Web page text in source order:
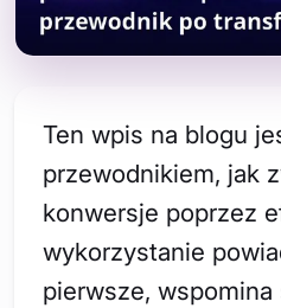
Ten wpis na blogu
przewodnikiem, jak
konwersje poprzez
wykorzystanie
pierwsze,